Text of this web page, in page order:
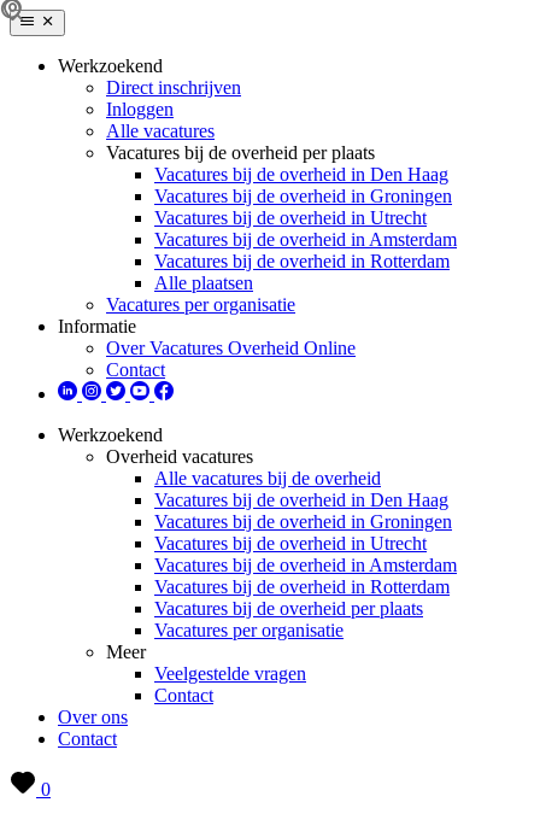
Werkzoekend
Direct inschrijven
Inloggen
Alle vacatures
Vacatures bij de overheid per plaats
Vacatures bij de overheid in Den Haag
Vacatures bij de overheid in Groningen
Vacatures bij de overheid in Utrecht
Vacatures bij de overheid in Amsterdam
Vacatures bij de overheid in Rotterdam
Alle plaatsen
Vacatures per organisatie
Informatie
Over Vacatures Overheid Online
Contact
Werkzoekend
Overheid vacatures
Alle vacatures bij de overheid
Vacatures bij de overheid in Den Haag
Vacatures bij de overheid in Groningen
Vacatures bij de overheid in Utrecht
Vacatures bij de overheid in Amsterdam
Vacatures bij de overheid in Rotterdam
Vacatures bij de overheid per plaats
Vacatures per organisatie
Meer
Veelgestelde vragen
Contact
Over ons
Contact
0